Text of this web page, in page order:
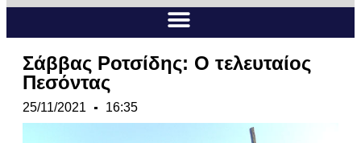
Σάββας Ροτσίδης: Ο τελευταίος
Πεσόντας
25/11/2021 16:35